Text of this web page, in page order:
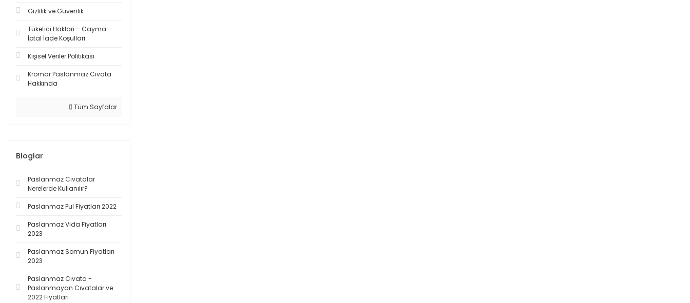
Gizlilik ve Güvenlik
Tüketici Haklari – Cayma –
İptal İade Koşullari
Kişisel Veriler Politikası
Kromar Paslanmaz Civata
Hakkında
Tüm Sayfalar
Bloglar
Paslanmaz Civatalar
Nerelerde Kullanılır?
Paslanmaz Pul Fiyatları 2022
Paslanmaz Vida Fiyatları
2023
Paslanmaz Somun Fiyatları
2023
Paslanmaz Cıvata -
Paslanmayan Cıvatalar ve
2022 Fiyatları